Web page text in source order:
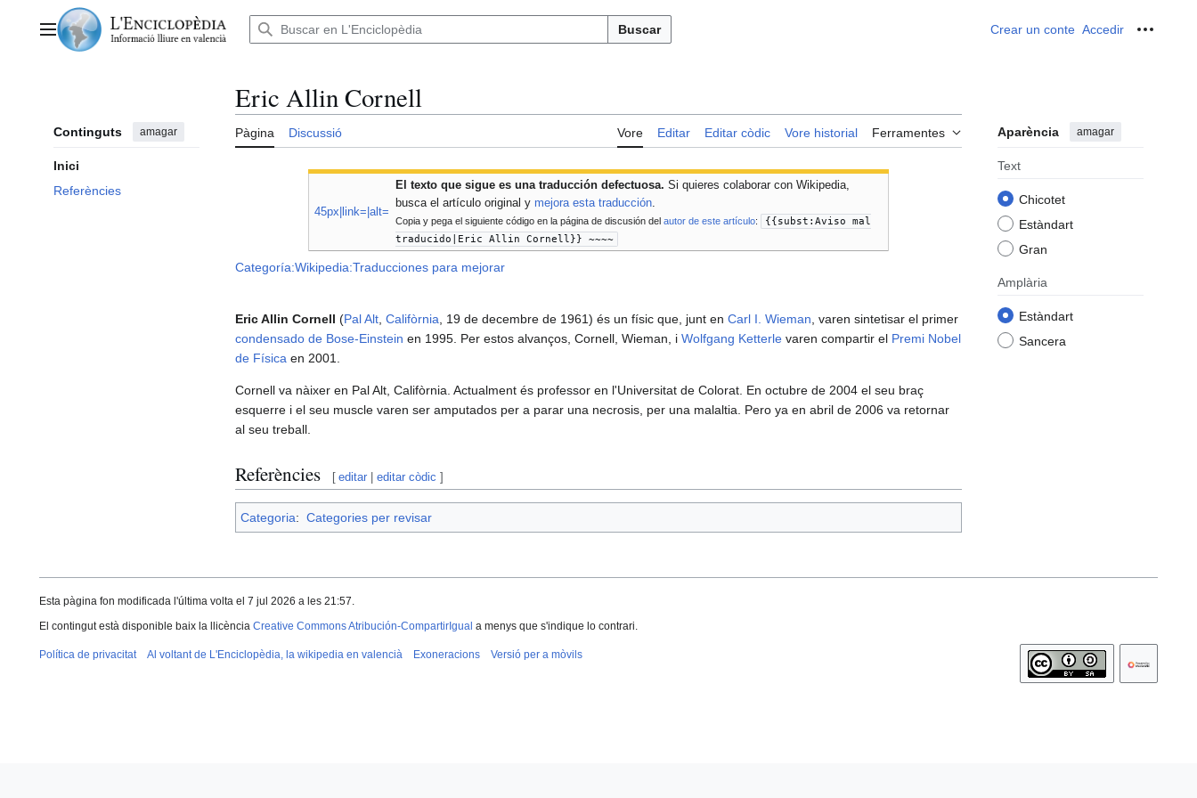
contingutMenú principal Buscar Crear un conte Accedir
Continguts amagar
Inici
Referències
Eric Allin Cornell
Pàgina Discussió Vore Editar Editar còdic Vore historial Ferramentes Aparència amagar
Text
Chicotet
Estàndart
Gran
Amplària
Estàndart
Sancera
45px|link=|alt=
El texto que sigue es una traducción defectuosa. Si quieres colaborar con Wikipedia,
busca el artículo original ymejora esta traducción.
Copia y pega el siguiente código en la página de discusión delautor de este artículo:
{{subst:Aviso mal
traducido|Eric Allin Cornell}} ~~~~
Categoría:Wikipedia:Traducciones para mejorar
Eric Allin Cornell (Pal Alt Califòrnia , 19 de decembre de 1961) és un físic que, junt en Carl I. Wieman , varen sintetisar el primer
condensado de Bose-Einstein en 1995. Per estos alvanços, Cornell, Wieman, i Wolfgang Ketterle varen compartir el Premi Nobel
de Física en 2001.
Cornell va nàixer en Pal Alt, Califòrnia. Actualment és professor en l'Universitat de Colorat. En octubre de 2004 el seu braç
esquerre i el seu muscle varen ser amputados per a parar una necrosis, per una malaltia. Pero ya en abril de 2006 va retornar
al seu treball.
Referències [ editar |editar còdic ]
Categoria: Categories per revisar
Esta pàgina fon modificada l'última volta el 7 jul 2026 a les 21:57.
El contingut està disponible baix la llicència Creative Commons Atribución-CompartirIgual a menys que s'indique lo contrari.
Política de privacitat Al voltant de L'Enciclopèdia, la wikipedia en valencià Exoneracions Versió per a mòvils